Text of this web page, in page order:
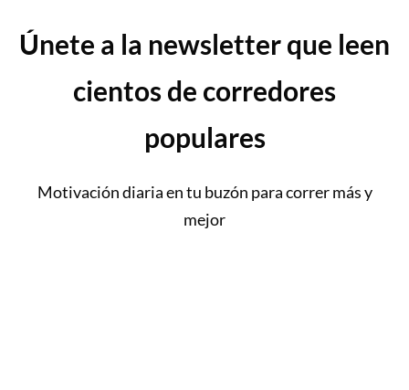
Únete a la newsletter que leen
cientos de corredores
populares
Motivación diaria en tu buzón para correr más y
mejor